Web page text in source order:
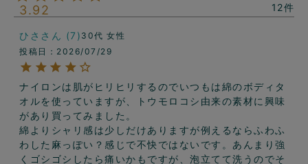
3.92 12
ひさ 7 30代 女性
投稿日
2026/07/29
ナイロンは肌がヒリヒリするのでいつもは綿のボディタ
オルを使っていますが、トウモロコシ由来の素材に興味
があり買ってみました。
綿よりシャリ感は少しだけありますが例えるならふわふ
わした麻っぽい？感じで不快ではないです。あんまり強
くゴシゴシしたら痛いかもですが、泡立てて洗うのでそ